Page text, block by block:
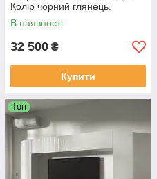
Колір чорний глянець.
В наявності
32 500 ₴
Купити
Топ